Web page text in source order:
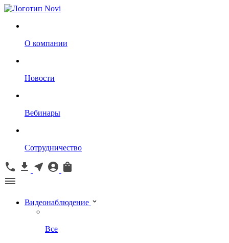
О компании
Новости
Вебинары
Сотрудничество
Видеонаблюдение
Все